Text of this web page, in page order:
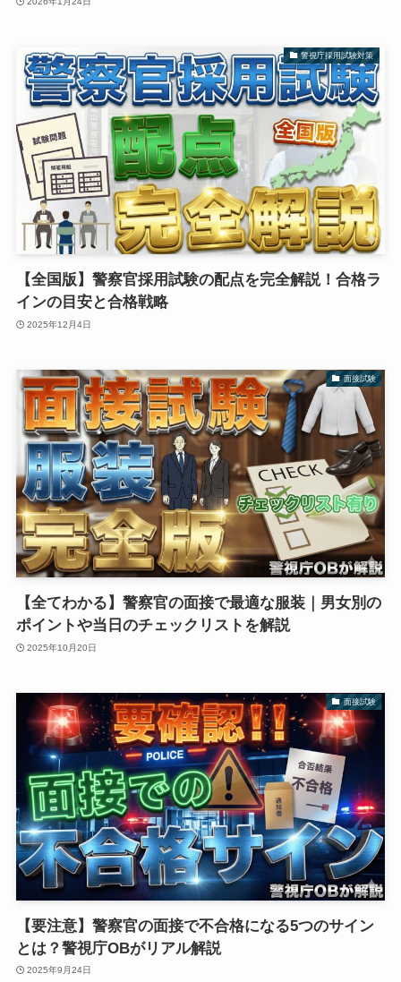
警視庁採用試験対策
【全国版】警察官採用試験の配点を完全解説！合格ラ
インの目安と合格戦略
2025年12月4日
面接試験
【全てわかる】警察官の面接で最適な服装｜男女別の
ポイントや当日のチェックリストを解説
2025年10月20日
面接試験
【要注意】警察官の面接で不合格になる5つのサイン
とは？警視庁OBがリアル解説
2025年9月24日